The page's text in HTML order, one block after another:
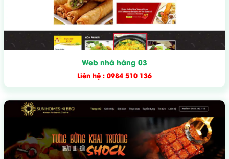
Web nhà hàng 03
Liên hệ : 0984 510 136